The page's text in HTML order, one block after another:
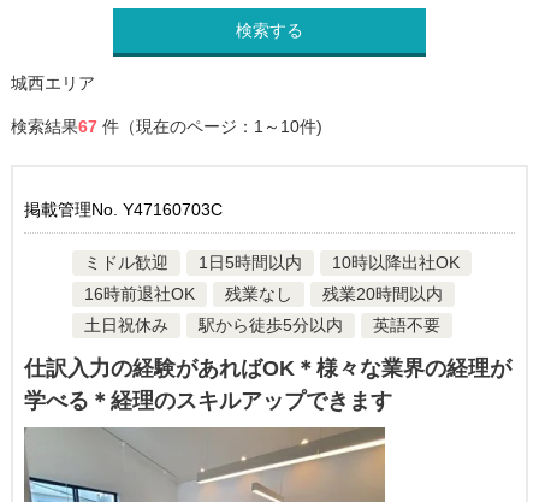
検索する
城西エリア
検索結果67件（現在のページ：1～10件)
掲載管理No. Y47160703C
ミドル歓迎 1日5時間以内
10時以降出社OK
16時前退社OK
残業なし
残業20時間以内
土日祝休み
駅から徒歩5分以内 英語不要
仕訳入力の経験があればOK＊様々な業界の経理が
学べる＊経理のスキルアップできます